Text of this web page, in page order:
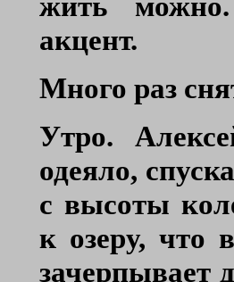
акцент.
Много раз
Утро.
одеяло,
с высоты
к озеру, что
зачерпывает